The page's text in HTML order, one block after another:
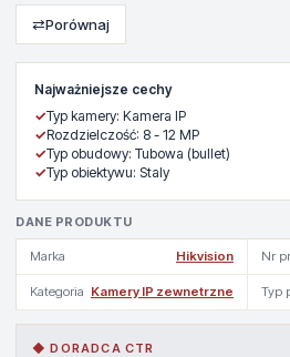
Najważniejsze cechy
✓Typ kamery: Kamera IP
✓Rozdzielczość: 8 - 12 MP
✓Typ obudowy: Tubowa (bullet)
✓Typ obiektywu: Staly
DANE PRODUKTU
Marka Hikvision Nr
Kategoria Kamery IP zewnetrzne Typ
◆ DORADCA CTR
⇄Porównaj